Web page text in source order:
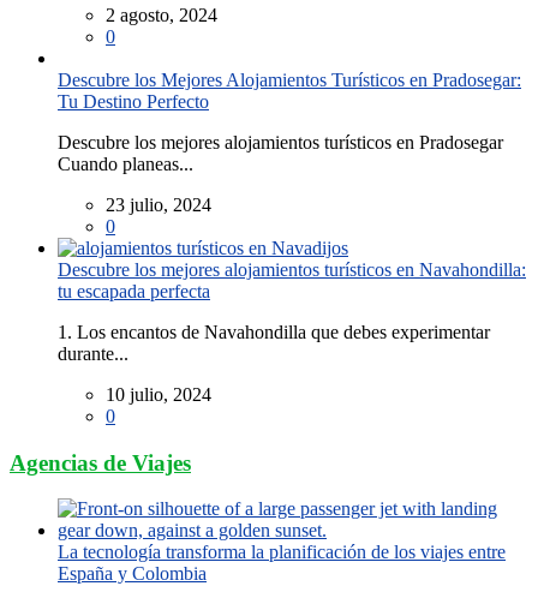
2 agosto, 2024
0
Descubre los Mejores Alojamientos Turísticos en Pradosegar:
Tu Destino Perfecto
Descubre los mejores alojamientos turísticos en Pradosegar
Cuando planeas...
23 julio, 2024
0
Descubre los mejores alojamientos turísticos en Navahondilla:
tu escapada perfecta
1. Los encantos de Navahondilla que debes experimentar
durante...
10 julio, 2024
0
Agencias de Viajes
La tecnología transforma la planificación de los viajes entre
España y Colombia